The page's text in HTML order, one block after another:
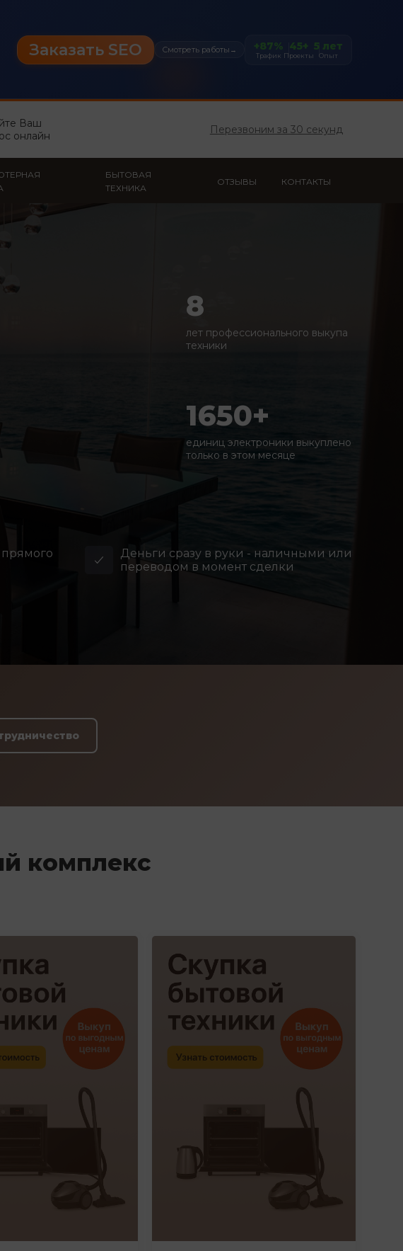
Заказать SEO Смотреть работы → +87%
Трафик
45+
Проекты
5 лет
Опыт
Ваш
онлайн
Перезвоним за 30 секунд
БЫТОВАЯ
ТЕХНИКА
ОТЗЫВЫ КОНТАКТЫ
8
лет профессионального выкупа
техники
1650+
единиц электроники выкуплено
только в этом месяце
Деньги сразу в руки - наличными или
переводом в момент сделки
комплекс